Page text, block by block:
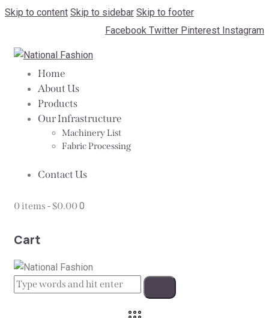
Skip to content Skip to sidebar Skip to footer
Facebook Twitter Pinterest Instagram
Home
About Us
Products
Our Infrastructure
Machinery List
Fabric Processing
Contact Us
0 items -$0.000
Cart